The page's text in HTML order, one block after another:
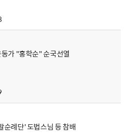
가 "홍학순" 순국선열
순례단' 도법스님 등 참배